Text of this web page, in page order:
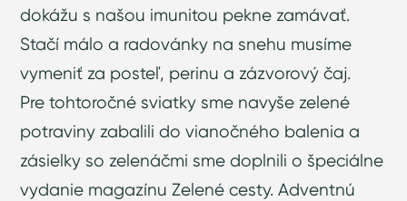
dokážu s našou imunitou pekne zamávať.
Stačí málo a radovánky na snehu musíme
vymeniť za posteľ, perinu a zázvorový čaj.
Pre tohtoročné sviatky sme navyše zelené
potraviny zabalili do vianočného balenia a
zásielky so zelenáčmi sme doplnili o špeciálne
vydanie magazínu Zelené cesty. Adventnú